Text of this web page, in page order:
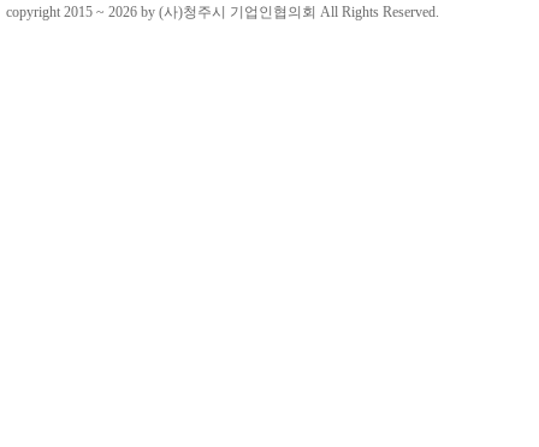
copyright 2015 ~ 2026 by (사)청주시 기업인협의회 All Rights Reserved.